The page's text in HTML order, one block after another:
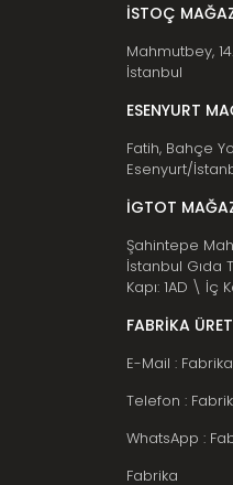
İSTOÇ
Mahmutbey,
İstanbul
ESENYURT
Fatih, Bahçe
Esenyurt/
İGTOT
Şahintepe
İstanbul Gıda
Kapı: 1AD \ İç
FABRİKA
E-Mail : Fabrika
Telefon :
WhatsApp :
Fabrika